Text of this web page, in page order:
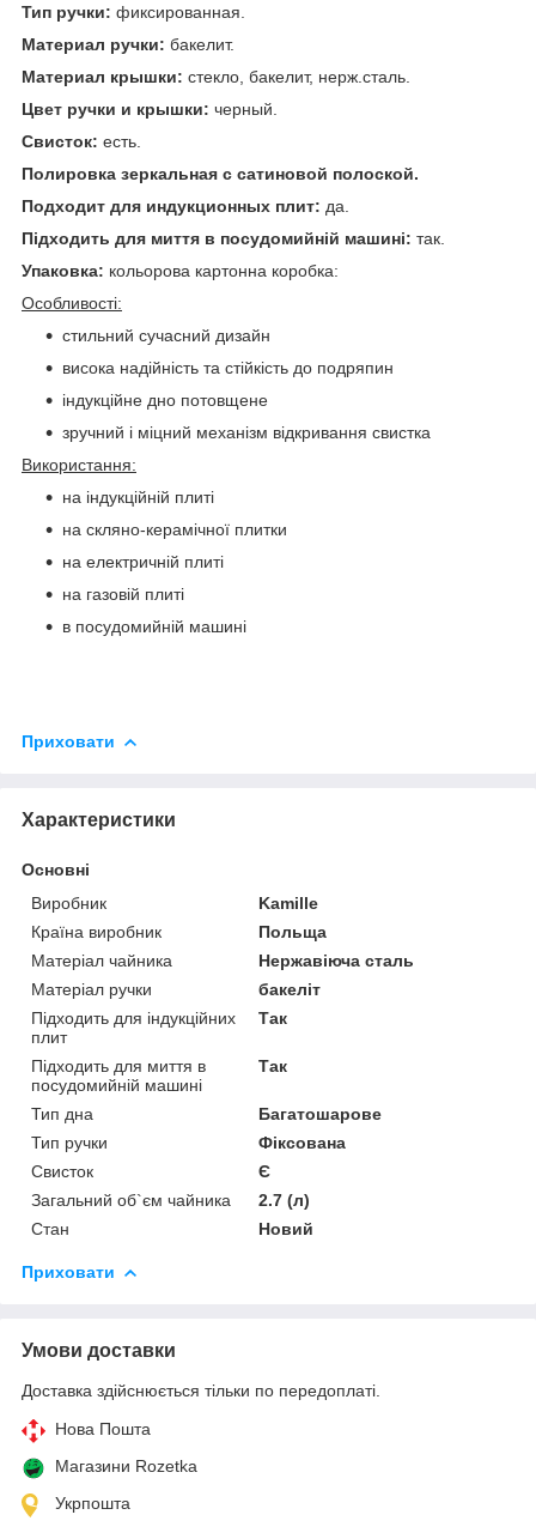
Тип ручки: фиксированная.
Материал ручки: бакелит.
Материал крышки: стекло, бакелит, нерж.сталь.
Цвет ручки и крышки: черный.
Свисток: есть.
Полировка зеркальная с сатиновой полоской.
Подходит для индукционных плит: да.
Підходить для миття в посудомийній машині: так.
Упаковка: кольорова картонна коробка:
Особливості:
стильний сучасний дизайн
висока надійність та стійкість до подряпин
індукційне дно потовщене
зручний і міцний механізм відкривання свистка
Використання:
на індукційній плиті
на скляно-керамічної плитки
на електричній плиті
на газовій плиті
в посудомийній машині
Приховати
Характеристики
Основні
Виробник
Kamille
Країна виробник
Польща
Матеріал чайника
Нержавіюча сталь
Матеріал ручки
бакеліт
Підходить для індукційних
плит
Так
Підходить для миття в
посудомийній машині
Так
Тип дна
Багатошарове
Тип ручки
Фіксована
Свисток
Є
Загальний об`єм чайника
2.7 (л)
Стан
Новий
Приховати
Умови доставки
Доставка здійснюється тільки по передоплаті.
Нова Пошта
Магазини Rozetka
Укрпошта